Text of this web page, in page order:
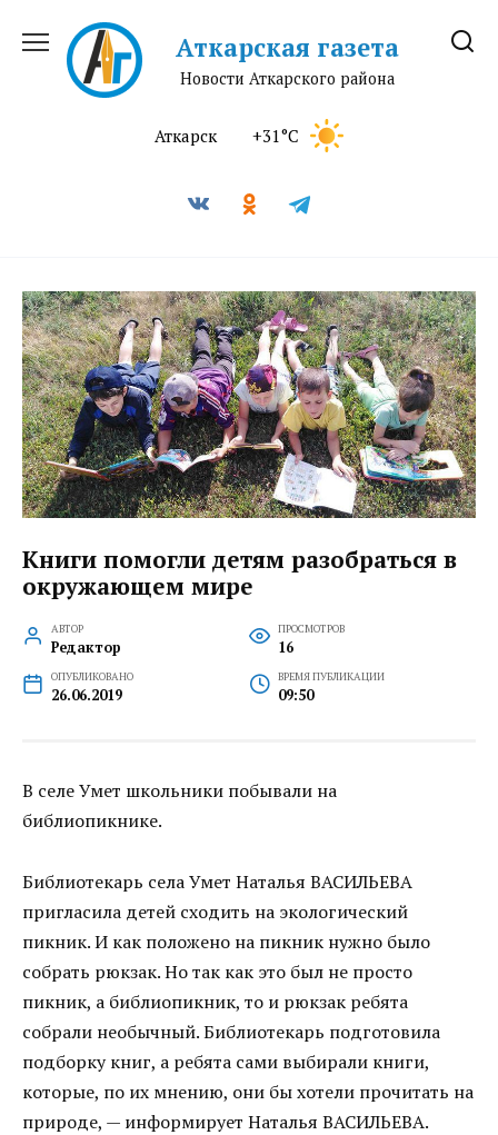
содержанию
Аткарская газета
Новости Аткарского района
Аткарск +31°C
Книги помогли детям разобраться в
окружающем мире
АВТОР
Редактор
ПРОСМОТРОВ
16
ОПУБЛИКОВАНО
26.06.2019
ВРЕМЯ ПУБЛИКАЦИИ
09:50
В селе Умет школьники побывали на
библиопикнике.
Библиотекарь села Умет Наталья ВАСИЛЬЕВА
пригласила детей сходить на экологический
пикник. И как положено на пикник нужно было
собрать рюкзак. Но так как это был не просто
пикник, а библиопикник, то и рюкзак ребята
собрали необычный. Библиотекарь подготовила
подборку книг, а ребята сами выбирали книги,
которые, по их мнению, они бы хотели прочитать на
природе, — информирует Наталья ВАСИЛЬЕВА.